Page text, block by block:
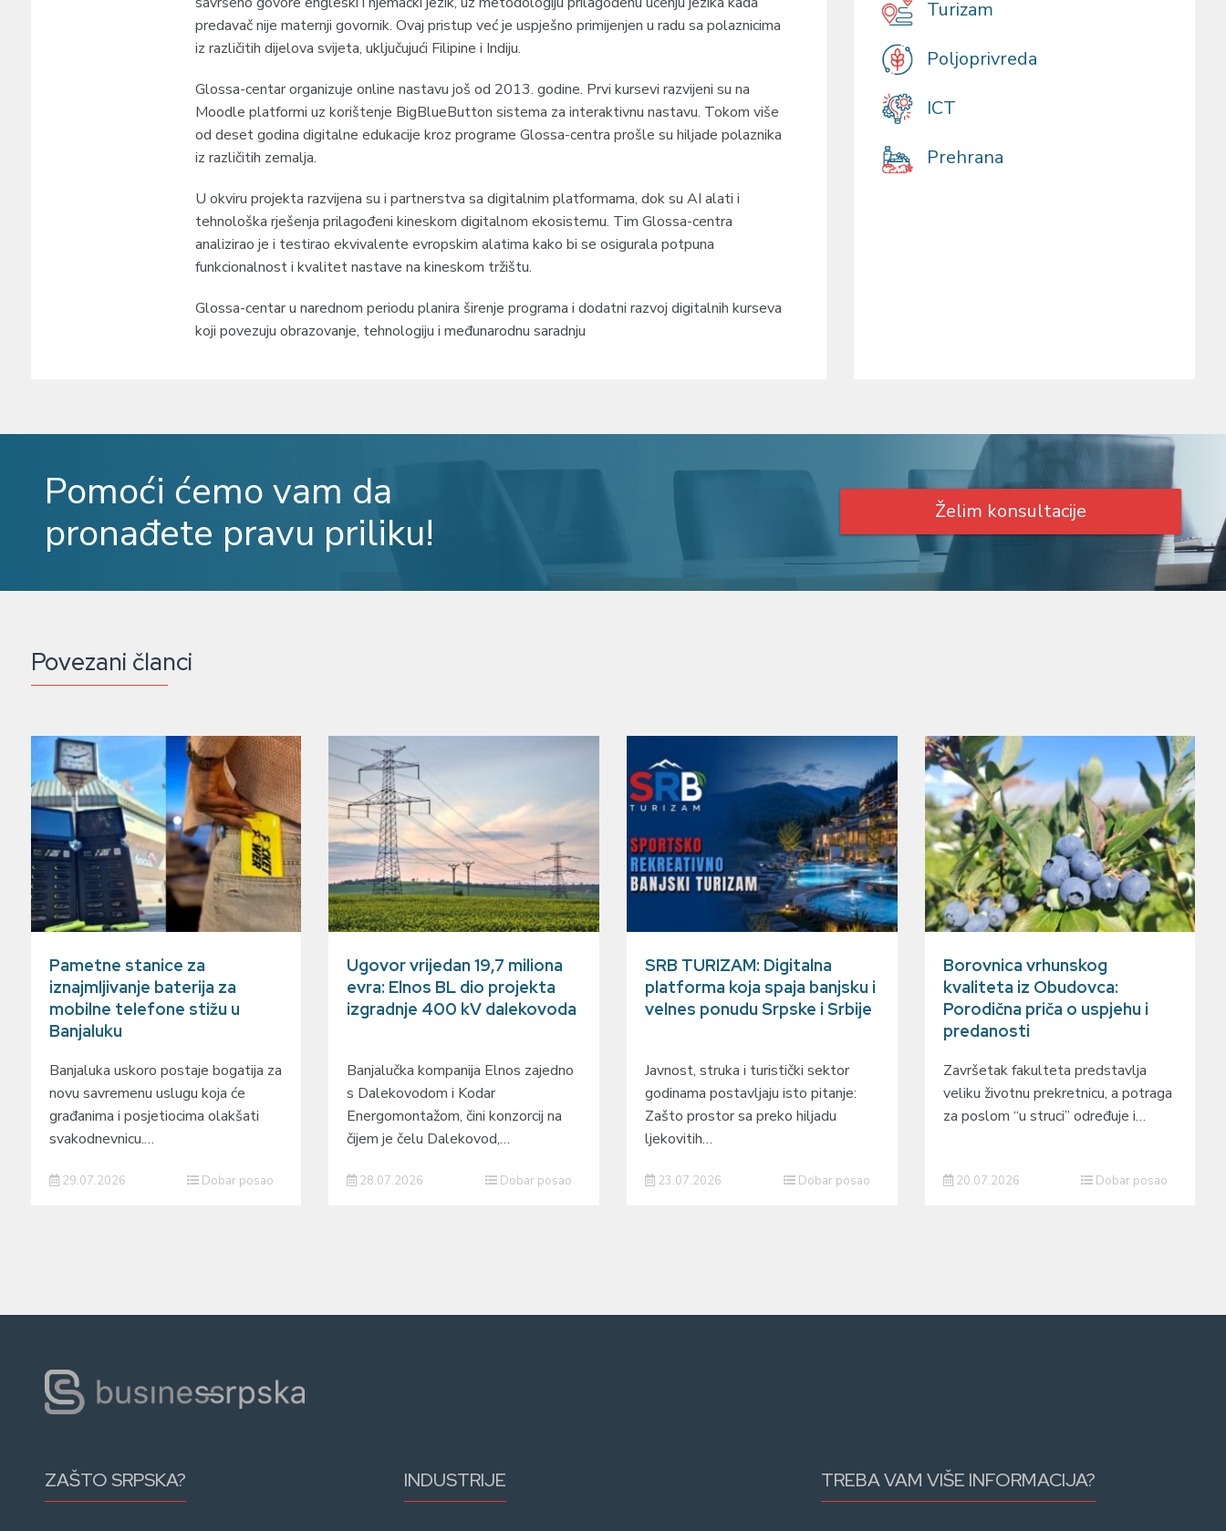
predavač nije maternji govornik. Ovaj pristup već je uspješno primijenjen u radu sa polaznicima
iz različitih dijelova svijeta, uključujući Filipine i Indiju.
Glossa-centar organizuje online nastavu još od 2013. godine. Prvi kursevi razvijeni su na
Moodle platformi uz korištenje BigBlueButton sistema za interaktivnu nastavu. Tokom više
od deset godina digitalne edukacije kroz programe Glossa-centra prošle su hiljade polaznika
iz različitih zemalja.
U okviru projekta razvijena su i partnerstva sa digitalnim platformama, dok su AI alati i
tehnološka rješenja prilagođeni kineskom digitalnom ekosistemu. Tim Glossa-centra
analizirao je i testirao ekvivalente evropskim alatima kako bi se osigurala potpuna
funkcionalnost i kvalitet nastave na kineskom tržištu.
Glossa-centar u narednom periodu planira širenje programa i dodatni razvoj digitalnih kurseva
koji povezuju obrazovanje, tehnologiju i međunarodnu saradnju
Turizam
Poljoprivreda
ICT
Prehrana
Pomoći ćemo vam da
pronađete pravu priliku!
Želim konsultacije
Povezani članci
Pametne stanice za
iznajmljivanje baterija za
mobilne telefone stižu u
Banjaluku
Banjaluka uskoro postaje bogatija za
novu savremenu uslugu koja će
građanima i posjetiocima olakšati
svakodnevnicu.…
29.07.2026 Dobar posao
Ugovor vrijedan 19,7 miliona
evra: Elnos BL dio projekta
izgradnje 400 kV dalekovoda
Banjalučka kompanija Elnos zajedno
s Dalekovodom i Kodar
Energomontažom, čini konzorcij na
čijem je čelu Dalekovod,…
28.07.2026 Dobar posao
SRB TURIZAM: Digitalna
platforma koja spaja banjsku i
velnes ponudu Srpske i Srbije
Јavnost, struka i turistički sektor
godinama postavljaju isto pitanje:
Zašto prostor sa preko hiljadu
ljekovitih…
23.07.2026 Dobar posao
Borovnica vrhunskog
kvaliteta iz Obudovca:
Porodična priča o uspjehu i
predanosti
Završetak fakulteta predstavlja
veliku životnu prekretnicu, a potraga
za poslom “u struci” određuje i…
20.07.2026 Dobar posao
ZAŠTO SRPSKA? INDUSTRIJE TREBA VAM VIŠE INFORMACIJA?